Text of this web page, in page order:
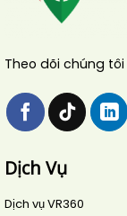
Theo dõi chúng
Dịch Vụ
Dịch vụ VR360